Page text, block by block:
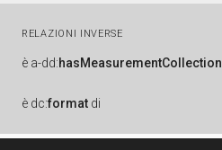
RELAZIONI INVERSE
è a-dd:hasMeasurementCollection
è dc:format di